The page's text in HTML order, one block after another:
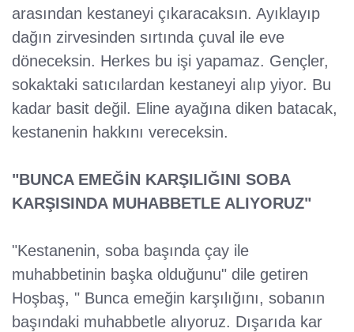
arasından kestaneyi çıkaracaksın. Ayıklayıp
dağın zirvesinden sırtında çuval ile eve
döneceksin. Herkes bu işi yapamaz. Gençler,
sokaktaki satıcılardan kestaneyi alıp yiyor. Bu
kadar basit değil. Eline ayağına diken batacak,
kestanenin hakkını vereceksin.
"BUNCA EMEĞİN KARŞILIĞINI SOBA
KARŞISINDA MUHABBETLE ALIYORUZ"
"Kestanenin, soba başında çay ile
muhabbetinin başka olduğunu" dile getiren
Hoşbaş, " Bunca emeğin karşılığını, sobanın
başındaki muhabbetle alıyoruz. Dışarıda kar